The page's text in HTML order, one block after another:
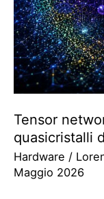
Tensor
quasicristalli
Hardware /
Maggio 2026